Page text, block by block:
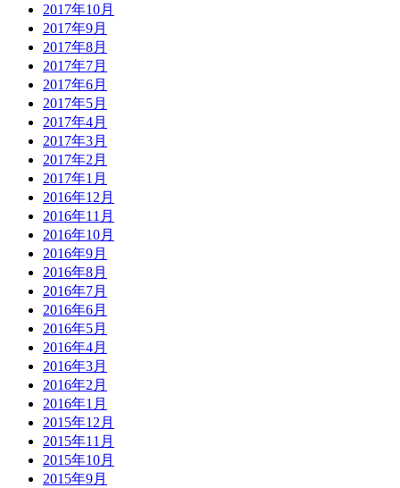
2017年10月
2017年9月
2017年8月
2017年7月
2017年6月
2017年5月
2017年4月
2017年3月
2017年2月
2017年1月
2016年12月
2016年11月
2016年10月
2016年9月
2016年8月
2016年7月
2016年6月
2016年5月
2016年4月
2016年3月
2016年2月
2016年1月
2015年12月
2015年11月
2015年10月
2015年9月